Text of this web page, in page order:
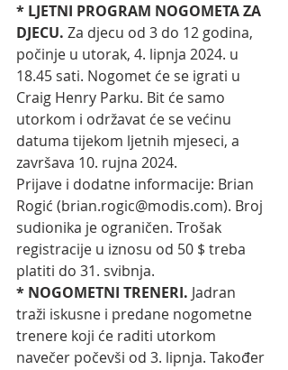
* LJETNI PROGRAM NOGOMETA ZA
DJECU. Za djecu od 3 do 12 godina,
počinje u utorak, 4. lipnja 2024. u
18.45 sati. Nogomet će se igrati u
Craig Henry Parku. Bit će samo
utorkom i održavat će se većinu
datuma tijekom ljetnih mjeseci, a
završava 10. rujna 2024.
Prijave i dodatne informacije: Brian
Rogić (brian.rogic@modis.com). Broj
sudionika je ograničen. Trošak
registracije u iznosu od 50 $ treba
platiti do 31. svibnja.
* NOGOMETNI TRENERI. Jadran
traži iskusne i predane nogometne
trenere koji će raditi utorkom
navečer počevši od 3. lipnja. Također